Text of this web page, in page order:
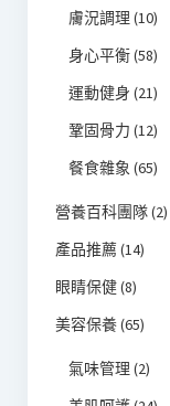
膚況調理 (10)
身心平衡(58)
運動健身 (21)
鞏固骨力 (12)
餐食雜象 (65)
營養百科團隊(2)
產品推薦(14)
眼睛保健(8)
美容保養(65)
氣味管理 (2)